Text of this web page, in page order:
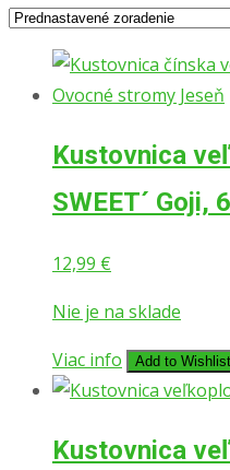
Kustovnica
SWEET´ Goji,
12,99 €
Nie je na sklade
Viac info
Add to Wishlist
Kustovnica